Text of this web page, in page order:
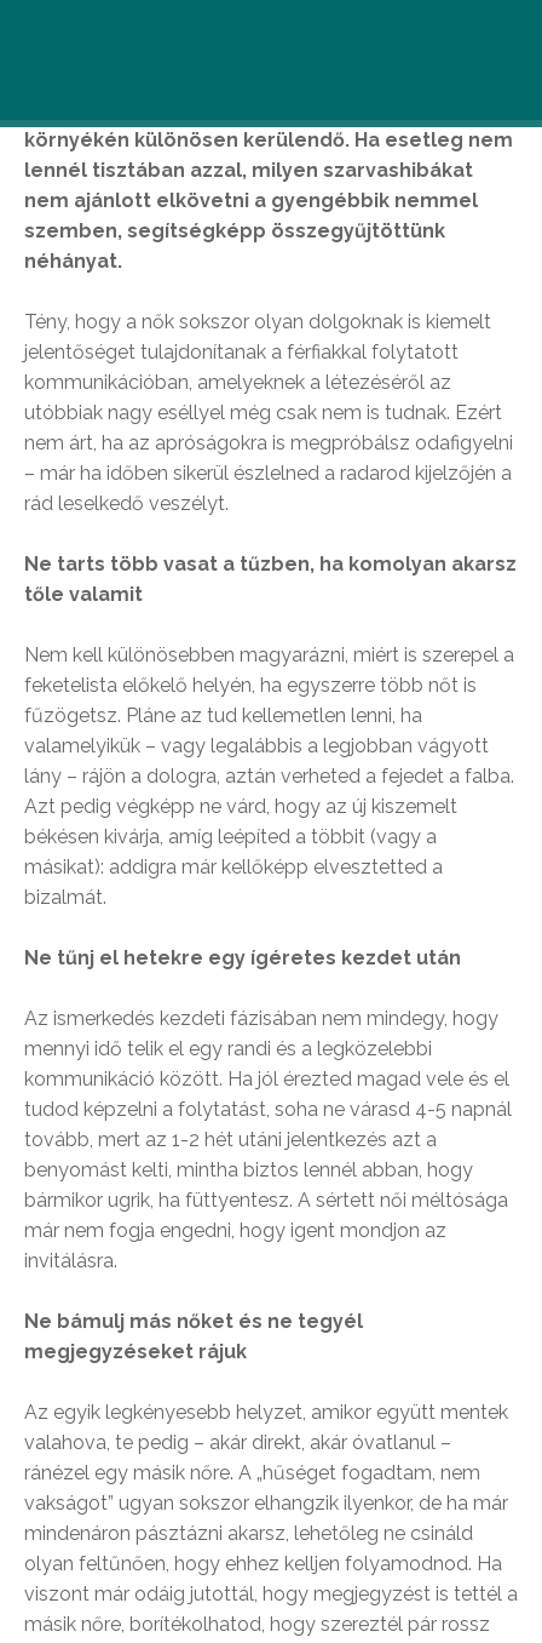
környékén különösen kerülendő. Ha esetleg nem
lennél tisztában azzal, milyen szarvashibákat
nem ajánlott elkövetni a gyengébbik nemmel
szemben, segítségképp összegyűjtöttünk
néhányat.
Tény, hogy a nők sokszor olyan dolgoknak is kiemelt
jelentőséget tulajdonítanak a férfiakkal folytatott
kommunikációban, amelyeknek a létezéséről az
utóbbiak nagy eséllyel még csak nem is tudnak. Ezért
nem árt, ha az apróságokra is megpróbálsz odafigyelni
– már ha időben sikerül észlelned a radarod kijelzőjén a
rád leselkedő veszélyt.
Ne tarts több vasat a tűzben, ha komolyan akarsz
tőle valamit
Nem kell különösebben magyarázni, miért is szerepel a
feketelista előkelő helyén, ha egyszerre több nőt is
fűzögetsz. Pláne az tud kellemetlen lenni, ha
valamelyikük – vagy legalábbis a legjobban vágyott
lány – rájön a dologra, aztán verheted a fejedet a falba.
Azt pedig végképp ne várd, hogy az új kiszemelt
békésen kivárja, amíg leépíted a többit (vagy a
másikat): addigra már kellőképp elvesztetted a
bizalmát.
Ne tűnj el hetekre egy ígéretes kezdet után
Az ismerkedés kezdeti fázisában nem mindegy, hogy
mennyi idő telik el egy randi és a legközelebbi
kommunikáció között. Ha jól érezted magad vele és el
tudod képzelni a folytatást, soha ne várasd 4-5 napnál
tovább, mert az 1-2 hét utáni jelentkezés azt a
benyomást kelti, mintha biztos lennél abban, hogy
bármikor ugrik, ha füttyentesz. A sértett női méltósága
már nem fogja engedni, hogy igent mondjon az
invitálásra.
Ne bámulj más nőket és ne tegyél
megjegyzéseket rájuk
Az egyik legkényesebb helyzet, amikor együtt mentek
valahova, te pedig – akár direkt, akár óvatlanul –
ránézel egy másik nőre. A „hűséget fogadtam, nem
vakságot” ugyan sokszor elhangzik ilyenkor, de ha már
mindenáron pásztázni akarsz, lehetőleg ne csináld
olyan feltűnően, hogy ehhez kelljen folyamodnod. Ha
viszont már odáig jutottál, hogy megjegyzést is tettél a
másik nőre, borítékolhatod, hogy szereztél pár rossz